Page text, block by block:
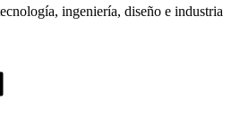
ingeniería, diseño e industria